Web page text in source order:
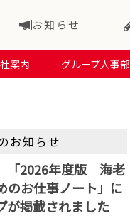
お知らせ
案内 グループ人事部
お知らせ
「2026年度版 海老
のお仕事ノート」に
が掲載されました